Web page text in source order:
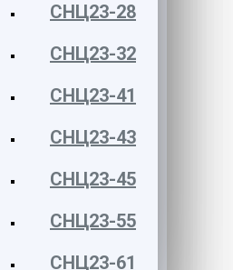
СНЦ23-28
СНЦ23-32
СНЦ23-41
СНЦ23-43
СНЦ23-45
СНЦ23-55
СНЦ23-61